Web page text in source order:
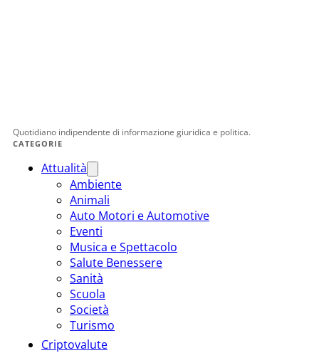
Quotidiano indipendente di informazione giuridica e politica.
CATEGORIE
Attualità
Ambiente
Animali
Auto Motori e Automotive
Eventi
Musica e Spettacolo
Salute Benessere
Sanità
Scuola
Società
Turismo
Criptovalute